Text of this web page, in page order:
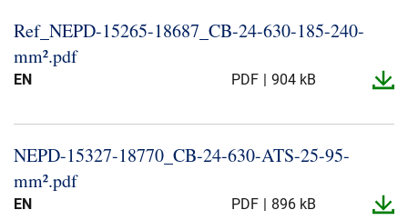
Bærekraft
Ref_​NEPD-​15265-​18687_​CB-​24-​630-​185-​240-​
mm².​pdf
EN PDF 904 kB
NEPD-​15327-​18770_​CB-​24-​630-​ATS-​25-​95-​
mm².​pdf
EN PDF 896 kB